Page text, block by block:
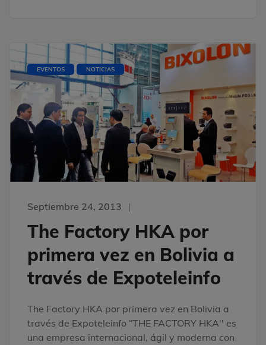
EVENTOS NOTICIAS
Septiembre 24, 2013
The Factory HKA por
primera vez en Bolivia a
través de Expoteleinfo
The Factory HKA por primera vez en Bolivia a
través de Expoteleinfo “THE FACTORY HKA'' es
una empresa internacional, ágil y moderna con